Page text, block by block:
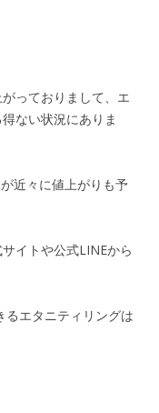
っておりまして、エ
ない状況にありま
近々に値上がりも予
イトや公式LINEから
エタニティリングは